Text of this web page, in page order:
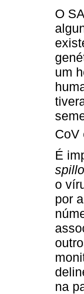
O
um
CoV
É
o
por
na